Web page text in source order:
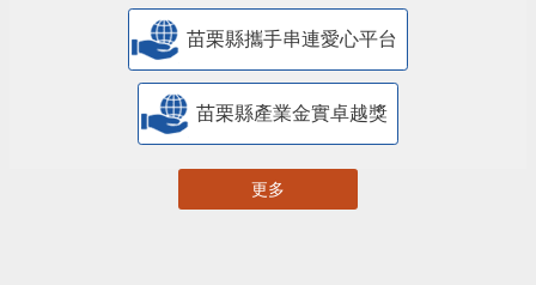
苗栗縣攜手串連愛心平台
苗栗縣產業金實卓越獎
更多